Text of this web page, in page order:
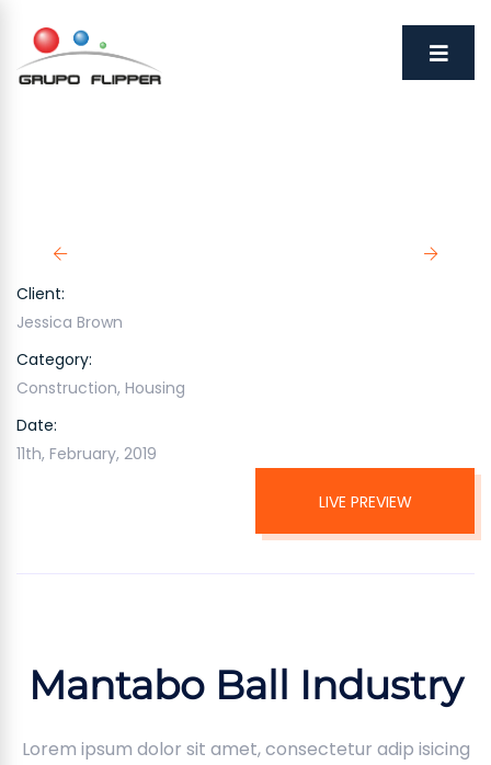
Client:
Jessica Brown
Category:
Construction, Housing
Date:
11th, February, 2019
LIVE PREVIEW
Mantabo Ball Industry
Lorem ipsum dolor sit amet, consectetur adip isicing